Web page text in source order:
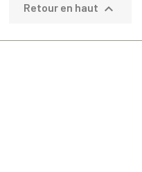
Retour en haut 